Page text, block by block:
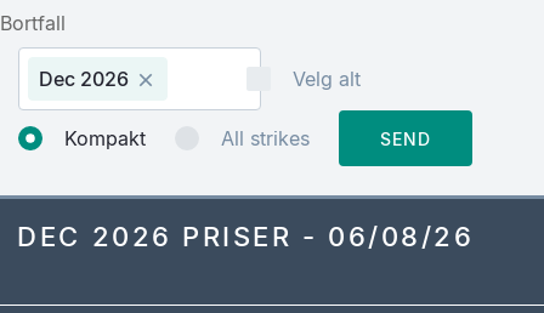
Bortfall
Dec 2026 Velg alt
Kompakt All strikes SEND
DEC 2026 PRISER - 06/08/26